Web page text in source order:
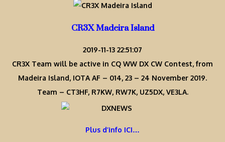
CR3X Madeira Island
2019-11-13 22:51:07
CR3X Team will be active in CQ WW DX CW Contest, from
Madeira Island, IOTA AF – 014, 23 – 24 November 2019.
Team – CT3HF, R7KW, RW7K, UZ5DX, VE3LA.
Plus d’info ICI…